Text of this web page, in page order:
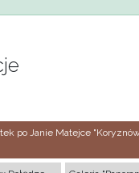
po Janie Matejce